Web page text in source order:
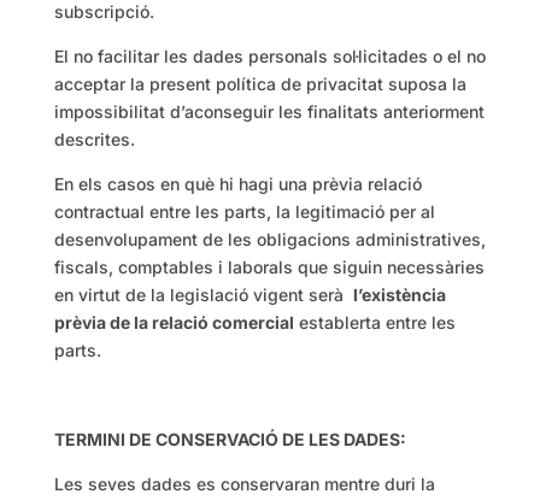
subscripció.
El no facilitar les dades personals sol·licitades o el no
acceptar la present política de privacitat suposa la
impossibilitat d’aconseguir les finalitats anteriorment
descrites.
En els casos en què hi hagi una prèvia relació
contractual entre les parts, la legitimació per al
desenvolupament de les obligacions administratives,
fiscals, comptables i laborals que siguin necessàries
en virtut de la legislació vigent serà l’existència
prèvia de la relació comercial establerta entre les
parts.
TERMINI DE CONSERVACIÓ DE LES DADES:
Les seves dades es conservaran mentre duri la